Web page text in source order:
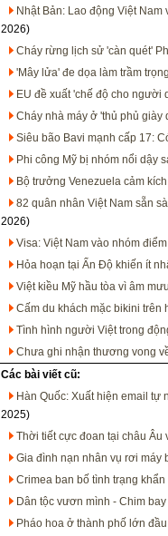
Nhật Bản: Lao động Việt
2026)
Cháy rừng lịch sử 'càn quét'
'Mây lửa' đe dọa làm trầm
EU đề xuất 'chế độ cho người
Cháy nhà máy ở 'thủ phủ
Siêu bão Bavi mạnh cấp 17:
Phi công Mỹ bị nhóm nổi dậy
Bộ trưởng Venezuela cảm
82 quân nhân Việt Nam sẵn
2026)
Visa: Việt Nam vào nhóm
Hỏa hoạn tại Ấn Độ khiến ít
Việt kiều Mỹ hầu tòa vì âm
Cấm du khách mặc bikini trên
Tình hình người Việt trong
Chưa ghi nhận thương vong
Các bài viết cũ:
Hàn Quốc: Xuất hiện email tự
2025)
Thời tiết cực đoan tại châu Âu
Gia đình nạn nhân vụ rơi máy
Crimea ban bố tình trạng
Dân tộc vươn mình - Chim bay
Pháo hoa ở thành phố lớn